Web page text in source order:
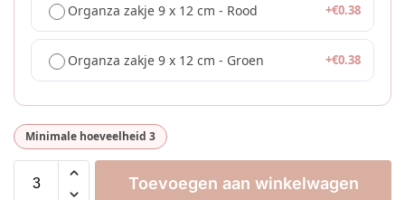
Organza zakje 9 x 12 cm - Rood +€0.38
Organza zakje 9 x 12 cm - Groen +€0.38
Minimale hoeveelheid 3
Toevoegen aan winkelwagen